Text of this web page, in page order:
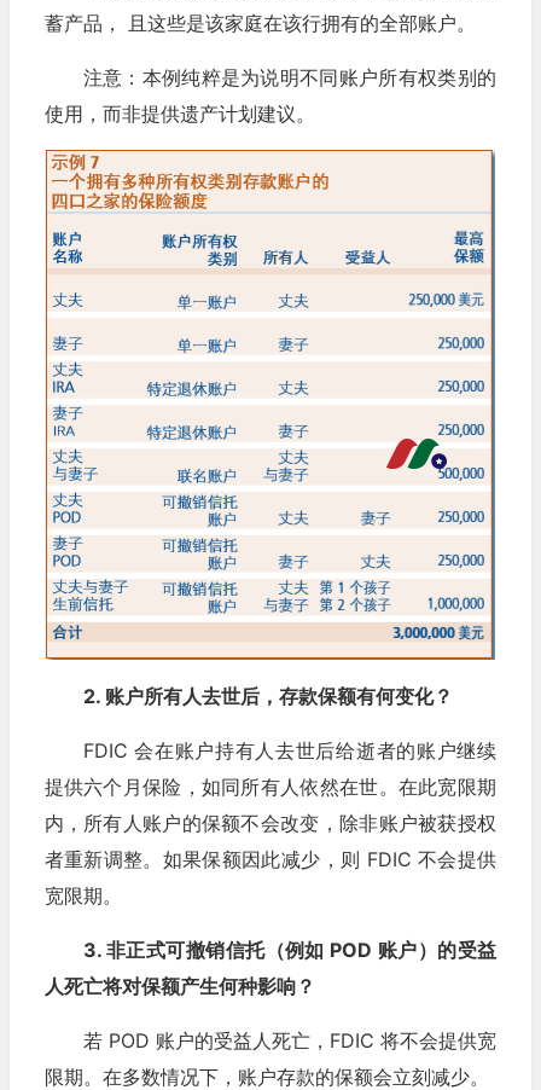
蓄产品， 且这些是该家庭在该行拥有的全部账户。
注意：本例纯粹是为说明不同账户所有权类别的
使用，而非提供遗产计划建议。
2. 账户所有人去世后，存款保额有何变化？
FDIC 会在账户持有人去世后给逝者的账户继续
提供六个月保险，如同所有人依然在世。在此宽限期
内，所有人账户的保额不会改变，除非账户被获授权
者重新调整。如果保额因此减少，则 FDIC 不会提供
宽限期。
3. 非正式可撤销信托（例如 POD 账户）的受益
人死亡将对保额产生何种影响？
若 POD 账户的受益人死亡，FDIC 将不会提供宽
限期。在多数情况下，账户存款的保额会立刻减少。